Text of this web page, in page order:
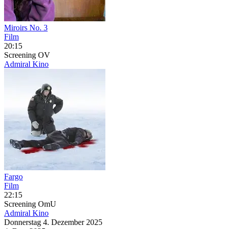
Miroirs No. 3
Film
20:15
Screening OV
Admiral Kino
Fargo
Film
22:15
Screening OmU
Admiral Kino
Donnerstag 4. Dezember 2025